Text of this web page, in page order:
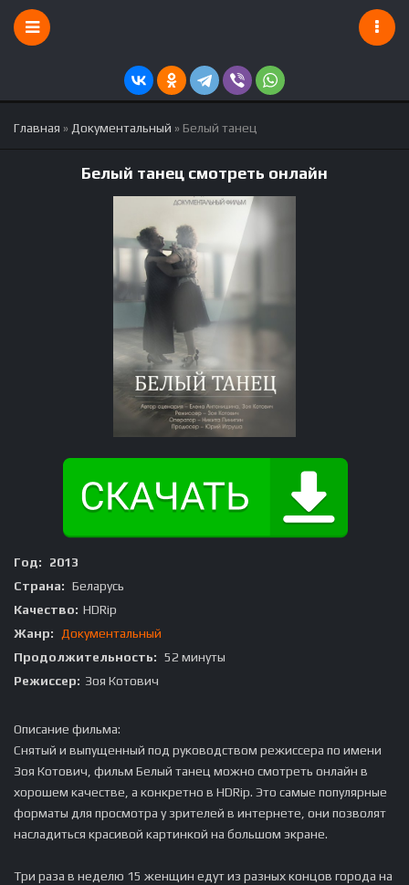
Главная » Документальный » Белый танец
Белый танец смотреть онлайн
Год:
2013
Страна: Беларусь
Качество: HDRip
Жанр: Документальный
Продолжительность: 52 минуты
Режиссер: Зоя Котович
Описание фильма:
Снятый и выпущенный под руководством режиссера по имени
Зоя Котович, фильм Белый танец можно смотреть онлайн в
хорошем качестве, а конкретно в HDRip. Это самые популярные
форматы для просмотра у зрителей в интернете, они позволят
насладиться красивой картинкой на большом экране.
Три раза в неделю 15 женщин едут из разных концов города на